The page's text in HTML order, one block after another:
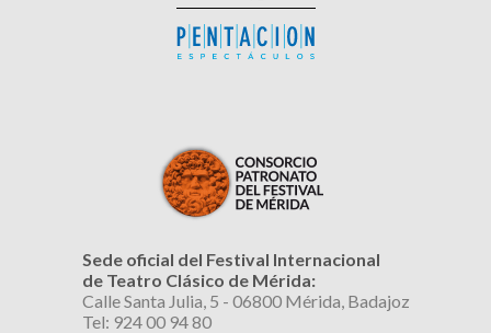
Sede oficial del Festival Internacional
de Teatro Clásico de Mérida:
Calle Santa Julia, 5 - 06800 Mérida, Badajoz
Tel: 924 00 94 80